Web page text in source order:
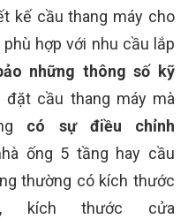
kế cầu thang máy cho
phù hợp với nhu cầu lắp
những thông số kỹ
đặt cầu thang máy mà
có sự điều chỉnh
ống 5 tầng hay cầu
thường có kích thước
, kích thước cửa